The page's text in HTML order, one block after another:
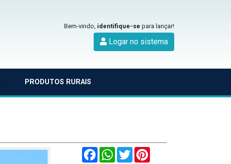
Bem-vindo, identifique-se para lançar!
Logar no sistema
PRODUTOS RURAIS
FacebookWhatsApp
Twitter